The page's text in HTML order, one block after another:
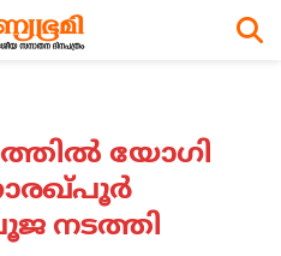
യോഗി
നടത്തി